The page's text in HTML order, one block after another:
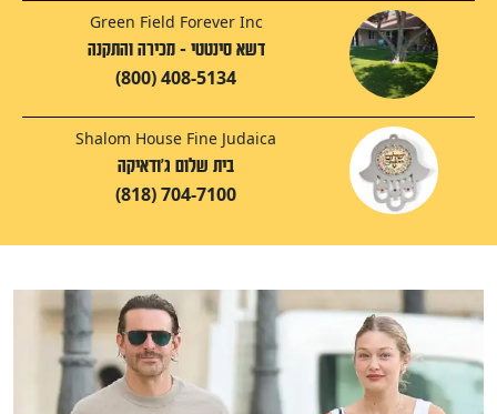
Green Field Forever Inc
דשא סינטטי - מכירה והתקנה
(800) 408-5134
Shalom House Fine Judaica
בית שלום ג'ודאיקה
(818) 704-7100